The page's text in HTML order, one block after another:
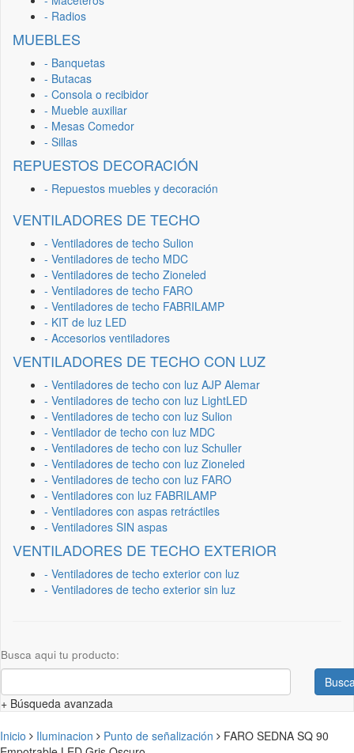
- Radios
MUEBLES
- Banquetas
- Butacas
- Consola o recibidor
- Mueble auxiliar
- Mesas Comedor
- Sillas
REPUESTOS DECORACIÓN
- Repuestos muebles y decoración
VENTILADORES DE TECHO
- Ventiladores de techo Sulion
- Ventiladores de techo MDC
- Ventiladores de techo Zioneled
- Ventiladores de techo FARO
- Ventiladores de techo FABRILAMP
- KIT de luz LED
- Accesorios ventiladores
VENTILADORES DE TECHO CON LUZ
- Ventiladores de techo con luz AJP Alemar
- Ventiladores de techo con luz LightLED
- Ventiladores de techo con luz Sulion
- Ventilador de techo con luz MDC
- Ventiladores de techo con luz Schuller
- Ventiladores de techo con luz Zioneled
- Ventiladores de techo con luz FARO
- Ventiladores con luz FABRILAMP
- Ventiladores con aspas retráctiles
- Ventiladores SIN aspas
VENTILADORES DE TECHO EXTERIOR
- Ventiladores de techo exterior con luz
- Ventiladores de techo exterior sin luz
Busca aqui tu producto:
+ Búsqueda avanzada
Inicio Iluminacion Punto de señalización
FARO SEDNA SQ 90